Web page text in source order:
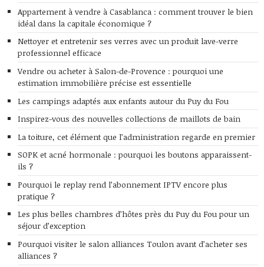
Appartement à vendre à Casablanca : comment trouver le bien
idéal dans la capitale économique ?
Nettoyer et entretenir ses verres avec un produit lave-verre
professionnel efficace
Vendre ou acheter à Salon-de-Provence : pourquoi une
estimation immobilière précise est essentielle
Les campings adaptés aux enfants autour du Puy du Fou
Inspirez-vous des nouvelles collections de maillots de bain
La toiture, cet élément que l’administration regarde en premier
SOPK et acné hormonale : pourquoi les boutons apparaissent-
ils ?
Pourquoi le replay rend l’abonnement IPTV encore plus
pratique ?
Les plus belles chambres d’hôtes près du Puy du Fou pour un
séjour d’exception
Pourquoi visiter le salon alliances Toulon avant d’acheter ses
alliances ?